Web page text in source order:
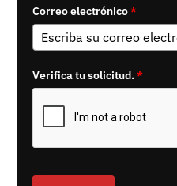
Correo electrónico*
Verifica tu solicitud.*